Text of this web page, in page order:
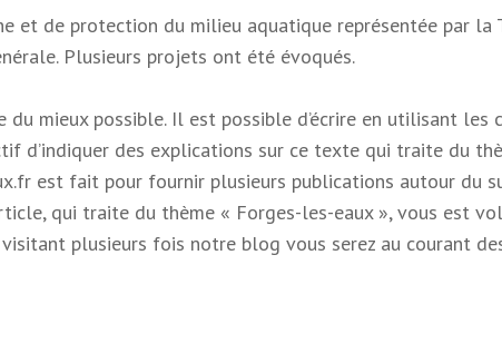
et de protection du milieu aquatique représentée par la
Plusieurs projets ont été évoqués.
du mieux possible. Il est possible d’écrire en utilisant les
d’indiquer des explications sur ce texte qui traite du
est fait pour fournir plusieurs publications autour du
qui traite du thème « Forges-les-eaux », vous est
plusieurs fois notre blog vous serez au courant